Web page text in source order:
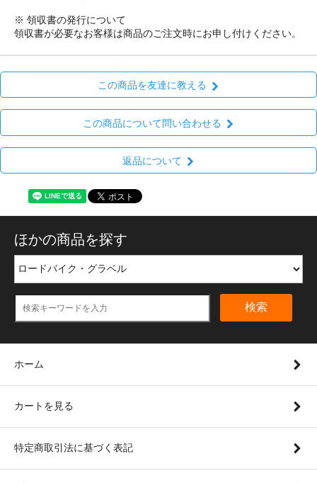
※ 領収書の発行について
領収書が必要なお客様は商品のご注文時にお申し付けください。
この商品を友達に教える
この商品について問い合わせる
返品について
ほかの商品を探す
検索
ホーム
カートを見る
特定商取引法に基づく表記